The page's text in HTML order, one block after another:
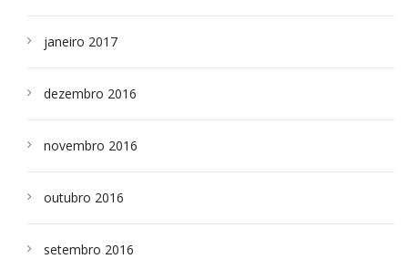
janeiro 2017
dezembro 2016
novembro 2016
outubro 2016
setembro 2016